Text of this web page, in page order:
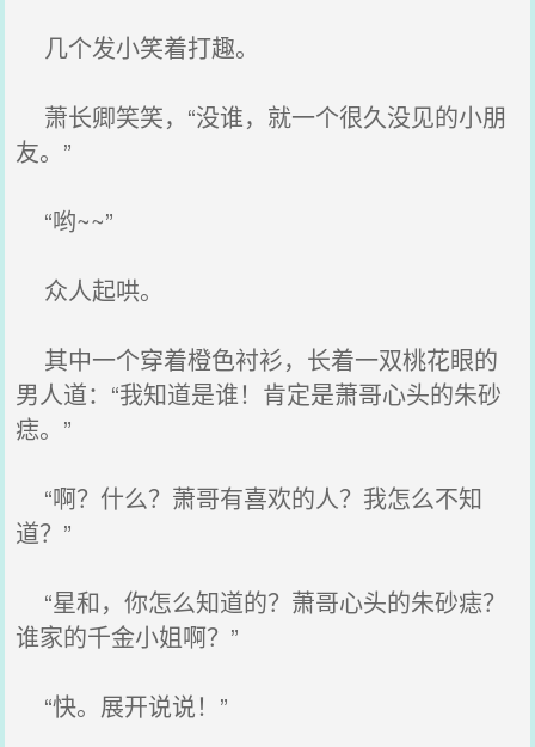
几个发小笑着打趣。
萧长卿笑笑，“没谁，就一个很久没见的小朋
友。”
“哟~~”
众人起哄。
其中一个穿着橙色衬衫，长着一双桃花眼的
男人道：“我知道是谁！肯定是萧哥心头的朱砂
痣。”
“啊？什么？萧哥有喜欢的人？我怎么不知
道？”
“星和，你怎么知道的？萧哥心头的朱砂痣？
谁家的千金小姐啊？”
“快。展开说说！”